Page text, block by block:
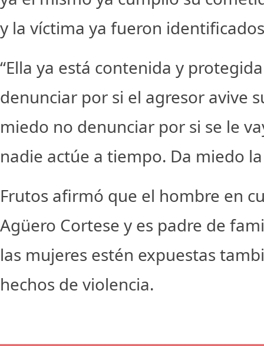
y la víctima ya fueron
“Ella ya está contenida y
denunciar por si el agresor avive
miedo no denunciar por si se le
nadie actúe a tiempo. Da miedo
Frutos afirmó que el hombre en
Agüero Cortese y es padre de
las mujeres estén expuestas
hechos de violencia.